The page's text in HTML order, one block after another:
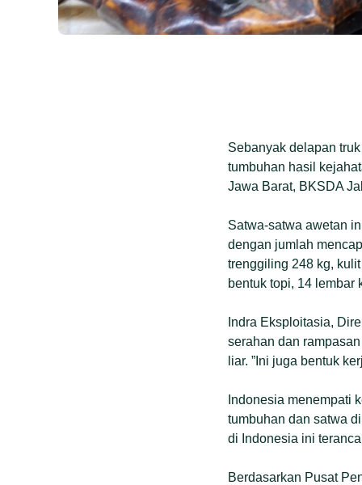
Sebanyak delapan
tumbuhan hasil
Jawa Barat, BKSDA
Satwa-satwa awetan
dengan jumlah
trenggiling 248 kg,
bentuk topi, 14 lembar
Indra Eksploitasia,
serahan dan
liar. ”Ini juga bentuk
Indonesia menempati
tumbuhan dan satwa
di Indonesia ini
Berdasarkan Pusat